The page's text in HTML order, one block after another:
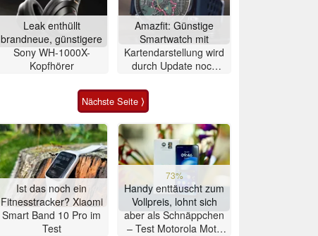
Leak enthüllt
brandneue, günstigere
Sony WH-1000X-
Kopfhörer
Amazfit: Günstige
Smartwatch mit
Kartendarstellung wird
durch Update noch
Nächste Seite ⟩
Ist das noch ein
Fitnesstracker? Xiaomi
Smart Band 10 Pro im
Test
73%
Handy enttäuscht zum
Vollpreis, lohnt sich
aber als Schnäppchen
– Test Motorola Moto